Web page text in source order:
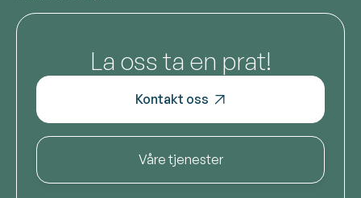
La oss ta en prat!
Kontakt oss 
Våre tjenester